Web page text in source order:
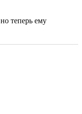
теперь ему